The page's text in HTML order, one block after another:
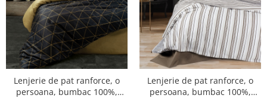
Lenjerie de pat ranforce, o
persoana, bumbac 100%,
Lenjerie de pat ranforce, o
persoana, bumbac 100%,